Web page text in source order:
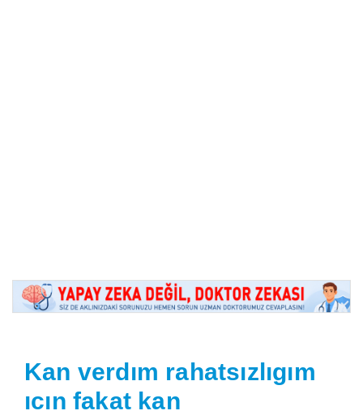
Kan verdım rahatsızlıgım
ıcın fakat kan